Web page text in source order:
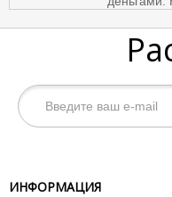
ИНФОРМАЦИЯ